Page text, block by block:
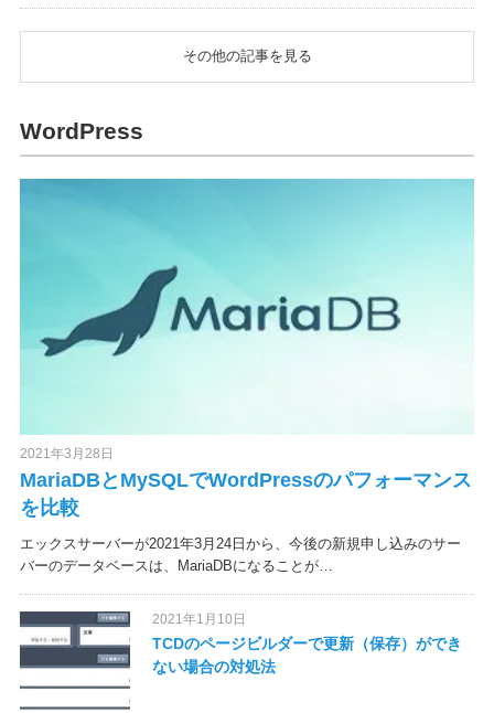
その他の記事を見る
WordPress
2021年3月28日
MariaDBとMySQLでWordPressのパフォーマンス
を比較
エックスサーバーが2021年3月24日から、今後の新規申し込みのサー
バーのデータベースは、MariaDBになることが…
2021年1月10日
TCDのページビルダーで更新（保存）ができ
ない場合の対処法